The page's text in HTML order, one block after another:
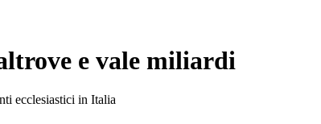
e vale miliardi
ecclesiastici in Italia